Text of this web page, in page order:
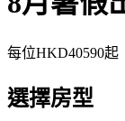
每位HKD40590起
選擇房型